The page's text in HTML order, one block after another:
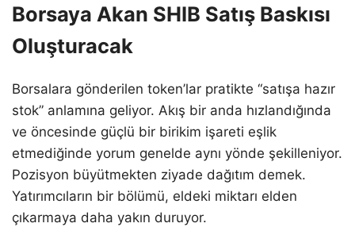
Borsaya Akan SHIB Satış Baskısı
Oluşturacak
Borsalara gönderilen token’lar pratikte “satışa hazır
stok” anlamına geliyor. Akış bir anda hızlandığında
ve öncesinde güçlü bir birikim işareti eşlik
etmediğinde yorum genelde aynı yönde şekilleniyor.
Pozisyon büyütmekten ziyade dağıtım demek.
Yatırımcıların bir bölümü, eldeki miktarı elden
çıkarmaya daha yakın duruyor.